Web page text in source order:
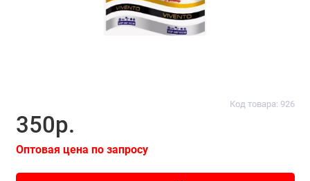
Код товара: 926
350р.
Оптовая цена по запросу